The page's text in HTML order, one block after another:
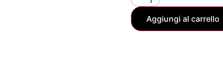
Aggiungi al carrello